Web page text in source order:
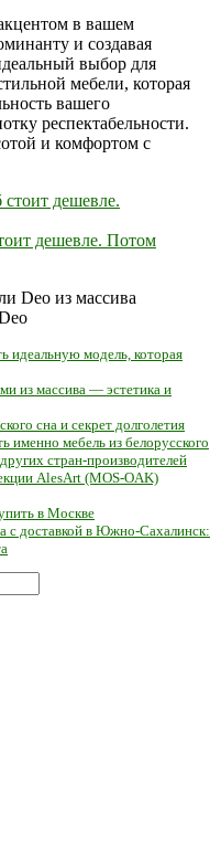
в вашем
и создавая
выбор для
мебели, которая
вашего
респектабельности.
и комфортом с
дешевле. Потом
идеальную модель, которая
из массива — эстетика и
сна и секрет долголетия
именно мебель из белорусского
стран-производителей
AlesArt (MOS-OAK)
в Москве
с доставкой в Южно-Сахалинск: